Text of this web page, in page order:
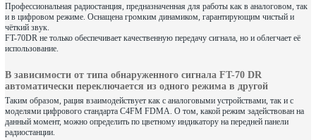
Профессиональная радиостанция, предназначенная для работы как в аналоговом, так
и в цифровом режиме. Оснащена громким динамиком, гарантирующим чистый и
чёткий звук.
FT-70DR не только обеспечивает качественную передачу сигнала, но и облегчает её
использование.
В зависимости от типа обнаруженного сигнала FT-70 DR
автоматически переключается из одного режима в другой
Таким образом, рация взаимодействует как с аналоговыми устройствами, так и с
моделями цифрового стандарта C4FM FDMA. О том, какой режим задействован на
данный момент, можно определить по цветному индикатору на передней панели
радиостанции.